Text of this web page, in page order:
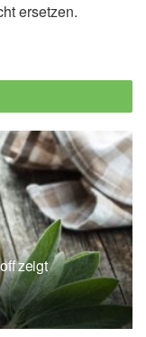
feet to tingle,
Erkrankungen
24.02.2020),
24.02.2020),
Periphere
und
gegensteuern,
ersetzen.
zeigt